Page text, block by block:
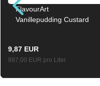
FlavourArt
Vanillepudding Custard
9,87 EUR
987,00 EUR pro Liter